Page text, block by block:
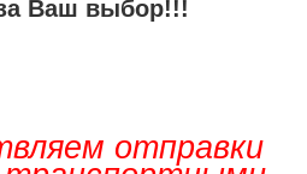
Ваш выбор!!!
отправки